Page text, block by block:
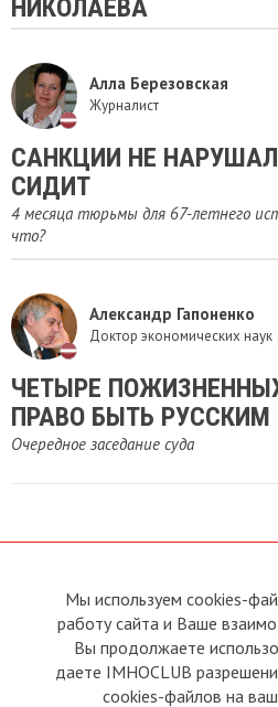
НИКОЛАЕВА
Алла Березовская
Журналист
САНКЦИИ НЕ
СИДИТ
4 месяца тюрьмы для 67-летнего
что?
Александр Гапоненко
Доктор экономических наук
ЧЕТЫРЕ
ПРАВО БЫТЬ РУССКИМ
Очередное заседание суда
О сайте
Условия пользования
Политика конфиденциальности
Мы используем cookies-
работу сайта и Ваше
Вы продолжаете
даете IMHOCLUB
cookies-файлов на